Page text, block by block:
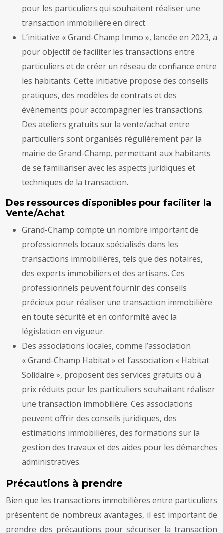
pour les particuliers qui souhaitent réaliser une
transaction immobilière en direct.
L’initiative « Grand-Champ Immo », lancée en 2023, a
pour objectif de faciliter les transactions entre
particuliers et de créer un réseau de confiance entre
les habitants. Cette initiative propose des conseils
pratiques, des modèles de contrats et des
événements pour accompagner les transactions.
Des ateliers gratuits sur la vente/achat entre
particuliers sont organisés régulièrement par la
mairie de Grand-Champ, permettant aux habitants
de se familiariser avec les aspects juridiques et
techniques de la transaction.
Des ressources disponibles pour faciliter la
Vente/Achat
Grand-Champ compte un nombre important de
professionnels locaux spécialisés dans les
transactions immobilières, tels que des notaires,
des experts immobiliers et des artisans. Ces
professionnels peuvent fournir des conseils
précieux pour réaliser une transaction immobilière
en toute sécurité et en conformité avec la
législation en vigueur.
Des associations locales, comme l’association
« Grand-Champ Habitat » et l’association « Habitat
Solidaire », proposent des services gratuits ou à
prix réduits pour les particuliers souhaitant réaliser
une transaction immobilière. Ces associations
peuvent offrir des conseils juridiques, des
estimations immobilières, des formations sur la
gestion des travaux et des aides pour les démarches
administratives.
Précautions à prendre
Bien que les transactions immobilières entre particuliers
présentent de nombreux avantages, il est important de
prendre des précautions pour sécuriser la transaction